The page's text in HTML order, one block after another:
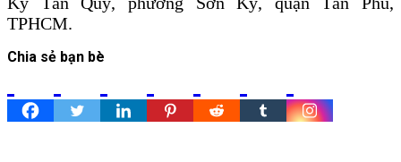
TPHCM.
Chia sẻ bạn bè